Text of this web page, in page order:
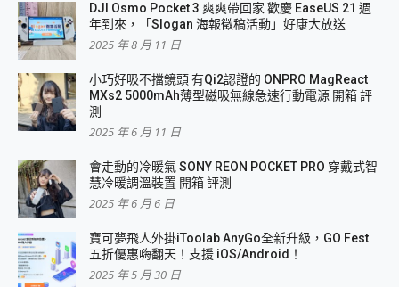
DJI Osmo Pocket 3 爽爽帶回家 歡慶 EaseUS 21 週
年到來，「Slogan 海報徵稿活動」好康大放送
2025 年 8 月 11 日
小巧好吸不擋鏡頭 有Qi2認證的 ONPRO MagReact
MXs2 5000mAh薄型磁吸無線急速行動電源 開箱 評
測
2025 年 6 月 11 日
會走動的冷暖氣 SONY REON POCKET PRO 穿戴式智
慧冷暖調溫裝置 開箱 評測
2025 年 6 月 6 日
寶可夢飛人外掛iToolab AnyGo全新升級，GO Fest
五折優惠嗨翻天！支援 iOS/Android！
2025 年 5 月 30 日